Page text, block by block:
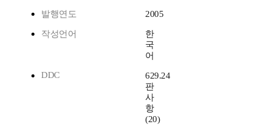
발행연도 2005
작성언어
한
국
어
DDC
629.24
판
사
항
(20)